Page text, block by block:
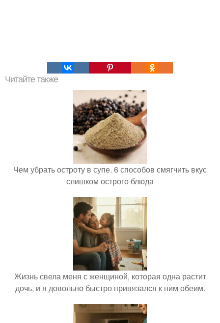
Читайте также
Чем убрать остроту в супе. 6 способов смягчить вкус
слишком острого блюда
Жизнь свела меня с женщиной, которая одна растит
дочь, и я довольно быстро привязался к ним обеим.